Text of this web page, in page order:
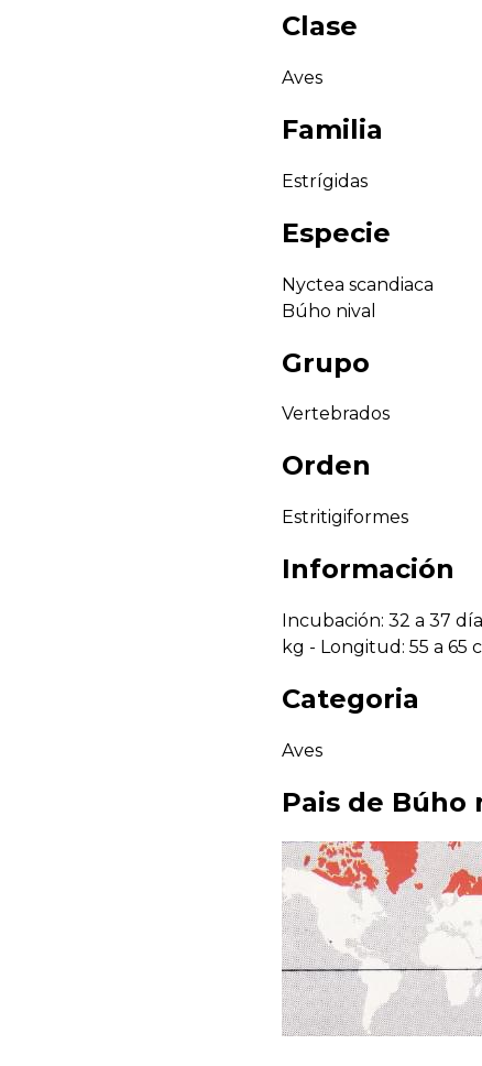
Clase
Aves
Familia
Estrígidas
Especie
Nyctea scandiaca
Búho nival
Grupo
Vertebrados
Orden
Estritigiformes
Información
Incubación: 32 a 37
kg - Longitud: 55 a 65
Categoria
Aves
Pais de Búho